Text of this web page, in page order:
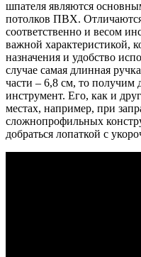
шпателя являются
потолков ПВХ.
соответственно и весом
важной характеристикой,
назначения и удобство
случае самая длинная
части – 6,8 см, то получим
инструмент. Его, как и
местах, например, при
сложнопрофильных
добраться лопаткой с